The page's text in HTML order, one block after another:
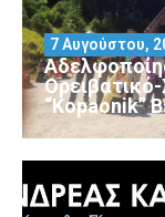
“Kopaonik”
7 Αυγούστου,